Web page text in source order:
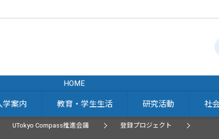
HOME
学案内 教育・学生生活 研究活動 社
UTokyo Compass推進会議 登録プロジェクト